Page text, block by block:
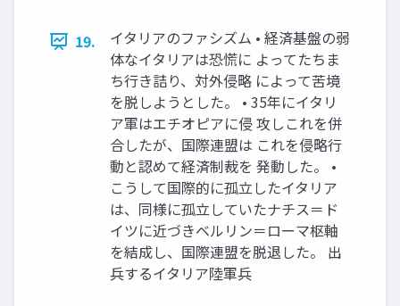
19.
イタリアのファシズム • 経済基盤の弱
体なイタリアは恐慌に よってたちま
ち行き詰り、対外侵略 によって苦境
を脱しようとした。 • 35年にイタリ
ア軍はエチオピアに侵 攻しこれを併
合したが、国際連盟は これを侵略行
動と認めて経済制裁を 発動した。 •
こうして国際的に孤立したイタリア
は、同様に孤立していたナチス＝ド
イツに近づきベルリン＝ローマ枢軸
を結成し、国際連盟を脱退した。 出
兵するイタリア陸軍兵